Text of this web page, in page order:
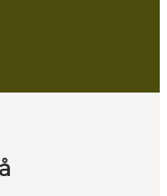
billede